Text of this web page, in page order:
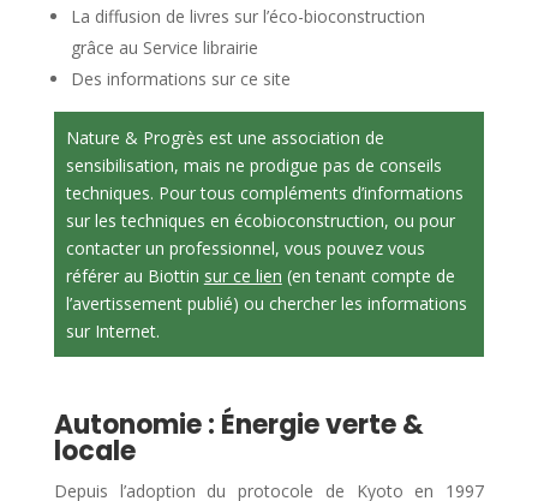
La diffusion de livres sur l’éco-bioconstruction
grâce au Service librairie
Des informations sur ce site
Nature & Progrès est une association de
sensibilisation, mais ne prodigue pas de conseils
techniques. Pour tous compléments d’informations
sur les techniques en écobioconstruction, ou pour
contacter un professionnel, vous pouvez vous
référer au Biottin sur ce lien (en tenant compte de
l’avertissement publié) ou chercher les informations
sur Internet.
Autonomie : Énergie verte &
locale
Depuis l’adoption du protocole de Kyoto en 1997